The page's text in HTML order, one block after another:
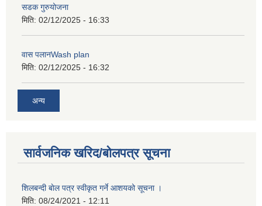
सडक गुरुयोजना
मिति: 02/12/2025 - 16:33
वास पलानWash plan
मिति: 02/12/2025 - 16:32
अन्य
सार्वजनिक खरिद/बोलपत्र सूचना
शिलबन्दी बाेल पत्र स्वीकृत गर्ने आशयको सूचना ।
मिति: 08/24/2021 - 12:11